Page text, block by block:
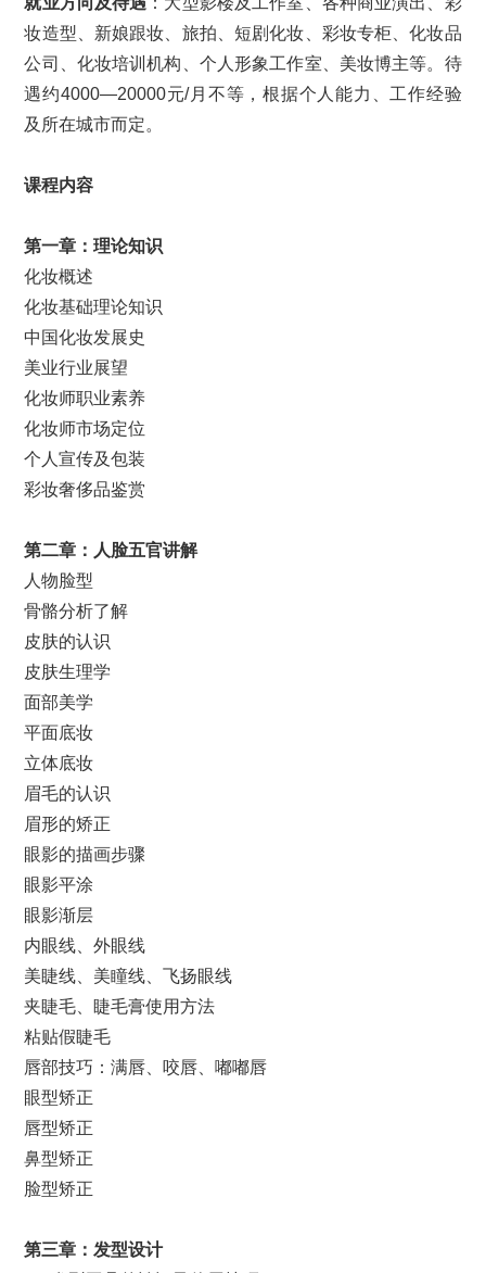
妆造型、新娘跟妆、旅拍、短剧化妆、彩妆专柜、化妆品
公司、化妆培训机构、个人形象工作室、美妆博主等。待
遇约4000—20000元/月不等，根据个人能力、工作经验
及所在城市而定。
课程内容
第一章：理论知识
化妆概述
化妆基础理论知识
中国化妆发展史
美业行业展望
化妆师职业素养
化妆师市场定位
个人宣传及包装
彩妆奢侈品鉴赏
第二章： 人脸五官讲解
人物脸型
骨骼分析了解
皮肤的认识
皮肤生理学
面部美学
平面底妆
立体底妆
眉毛的认识
眉形的矫正
眼影的描画步骤
眼影平涂
眼影渐层
内眼线、外眼线
美睫线、美瞳线、飞扬眼线
夹睫毛、睫毛膏使用方法
粘贴假睫毛
唇部技巧：满唇、咬唇、嘟嘟唇
眼型矫正
唇型矫正
鼻型矫正
脸型矫正
第三章：发型设计